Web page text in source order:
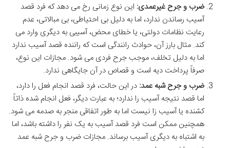
ضرب و جرح غیرعمدی: این نوع زمانی رخ می دهد که فرد قصد
آسیب رساندن ندارد، اما به دلیل بی احتیاطی، بی مبالاتی، عدم
رعایت نظامات دولتی، یا خطای محض، آسیبی به دیگری وارد می
کند. مثال بارز آن، حوادث رانندگی است که راننده قصد آسیب ندارد
اما به دلیل تخلف، موجب جرح فردی می شود. مجازات این نوع،
صرفاً پرداخت دیه است و قصاص در آن جایگاهی ندارد.
ضرب و جرح شبه عمد: در این حالت، فرد قصد انجام فعل را دارد،
اما قصد نتیجه آسیب را ندارد؛ به عبارت دیگر، فعل انجام شده ذاتاً
کشنده یا آسیب زا نیست اما به طور اتفاقی منجر به صدمه می شود.
همچنین ممکن است فرد قصد آسیب به یک نفر را داشته باشد، اما
به اشتباه به دیگری آسیب برساند. مجازات ضرب و جرح شبه عمد